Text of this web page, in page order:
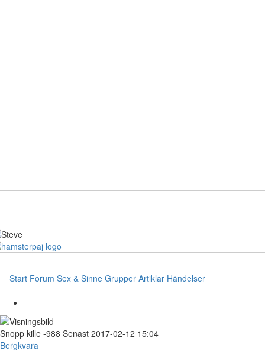
Start Forum Sex & Sinne Grupper Artiklar Händelser
Snopp kille -988 Senast 2017-02-12 15:04
Bergkvara